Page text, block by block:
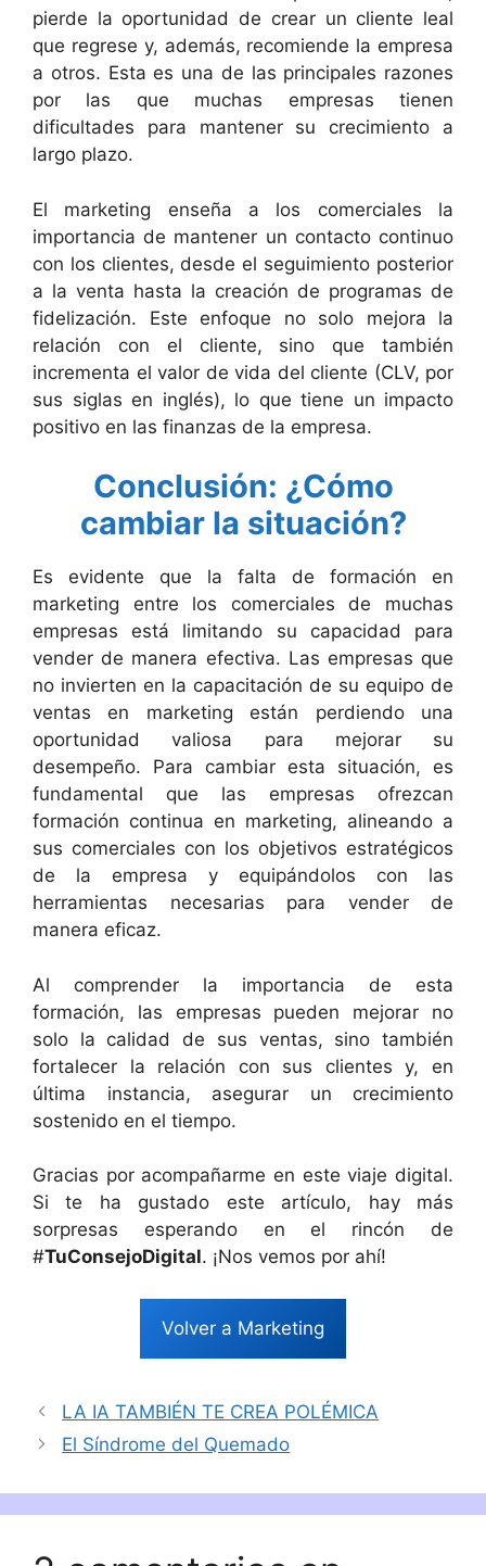
pierde la oportunidad de crear un cliente leal
que regrese y, además, recomiende la empresa
a otros. Esta es una de las principales razones
por las que muchas empresas tienen
dificultades para mantener su crecimiento a
largo plazo.
El marketing enseña a los comerciales la
importancia de mantener un contacto continuo
con los clientes, desde el seguimiento posterior
a la venta hasta la creación de programas de
fidelización. Este enfoque no solo mejora la
relación con el cliente, sino que también
incrementa el valor de vida del cliente (CLV, por
sus siglas en inglés), lo que tiene un impacto
positivo en las finanzas de la empresa.
Conclusión: ¿Cómo
cambiar la situación?
Es evidente que la falta de formación en
marketing entre los comerciales de muchas
empresas está limitando su capacidad para
vender de manera efectiva. Las empresas que
no invierten en la capacitación de su equipo de
ventas en marketing están perdiendo una
oportunidad valiosa para mejorar su
desempeño. Para cambiar esta situación, es
fundamental que las empresas ofrezcan
formación continua en marketing, alineando a
sus comerciales con los objetivos estratégicos
de la empresa y equipándolos con las
herramientas necesarias para vender de
manera eficaz.
Al comprender la importancia de esta
formación, las empresas pueden mejorar no
solo la calidad de sus ventas, sino también
fortalecer la relación con sus clientes y, en
última instancia, asegurar un crecimiento
sostenido en el tiempo.
Gracias por acompañarme en este viaje digital.
Si te ha gustado este artículo, hay más
sorpresas esperando en el rincón de
#TuConsejoDigital. ¡Nos vemos por ahí!
Volver a Marketing
LA IA TAMBIÉN TE CREA POLÉMICA
El Síndrome del Quemado